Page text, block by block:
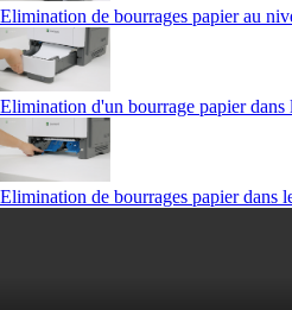
Elimination de bourrages papier au
Elimination d'un bourrage papier dans
Elimination de bourrages papier dans